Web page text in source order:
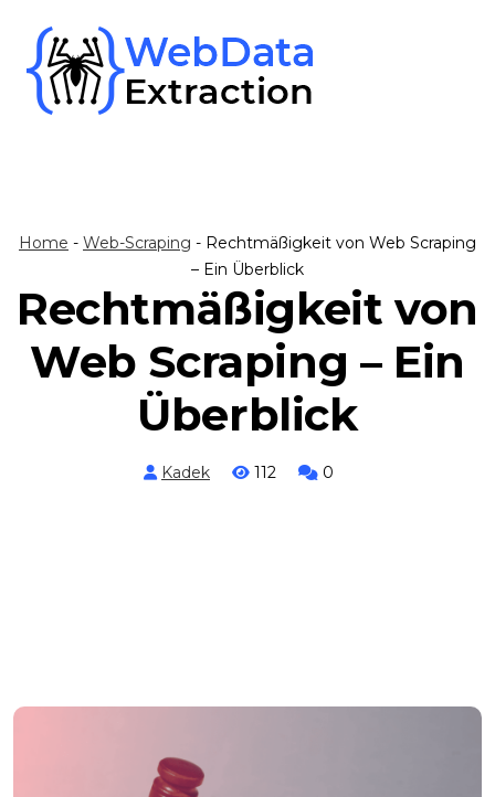
content
Home - Web-Scraping - Rechtmäßigkeit von Web Scraping
– Ein Überblick
Rechtmäßigkeit von
Web Scraping – Ein
Überblick
Kadek 112 0